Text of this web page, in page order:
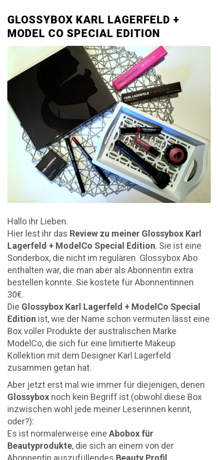
GLOSSYBOX KARL LAGERFELD +
MODEL CO SPECIAL EDITION
Hallo ihr Lieben.
Hier lest ihr das Review zu meiner Glossybox Karl
Lagerfeld + ModelCo Special Edition. Sie ist eine
Sonderbox, die nicht im regulären Glossybox Abo
enthalten war, die man aber als Abonnentin extra
bestellen konnte. Sie kostete für Abonnentinnen
30€.
Die Glossybox Karl Lagerfeld + ModelCo Special
Edition ist, wie der Name schon vermuten lässt eine
Box voller Produkte der australischen Marke
ModelCo, die sich für eine limitierte Makeup
Kollektion mit dem Designer Karl Lagerfeld
zusammen getan hat.
Aber jetzt erst mal wie immer für diejenigen, denen
Glossybox noch kein Begriff ist (obwohl diese Box
inzwischen wohl jede meiner Leserinnen kennt,
oder?):
Es ist normalerweise eine Abobox für
Beautyprodukte, die sich an einem von der
Abonnentin auszufüllendes Beauty Profil